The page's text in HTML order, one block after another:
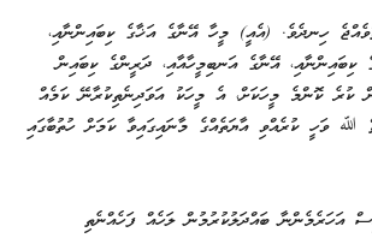
ހިނދެވެ. (އެއީ) މީހާ އޭނާގެ އަޚާގެ ކިބައިންނާއި،
ކިބައިންނާއި، އޭނާގެ އަނބިމީހާއާއި، ދަރީންގެ ކިބައިން
ކުރެ ކޮންމެ މީހަކަށް، އެ މީހަކު އަވަދިނެތިކުރާނޭ ކަމެއް
ﷲ ވަހީ ކުރެއްވި އާޔަތެއްގެ މާނައިގައިވާ ކަމަށް ހުތުބާގައި
އަހަރެމެންނާ ބައްދަލުކުރުމުން ލަހެއް ފަހެއްނެތި